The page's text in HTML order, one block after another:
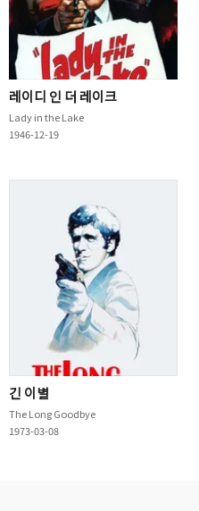
레이디 인 더 레이크
Lady in the Lake
1946-12-19
긴 이별
The Long Goodbye
1973-03-08